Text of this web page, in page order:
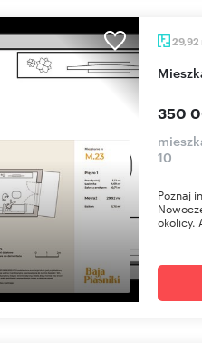
29,92
350
10
Poznaj
okolicy.